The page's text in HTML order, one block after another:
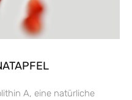
A, eine natürliche